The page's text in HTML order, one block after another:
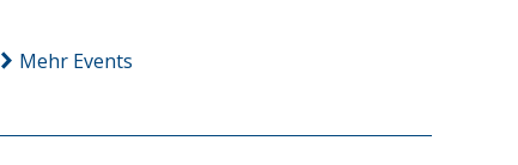
Mehr Events